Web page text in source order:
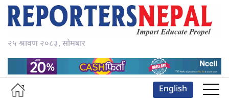
२५ श्रावण २०८३, सोमबार
English